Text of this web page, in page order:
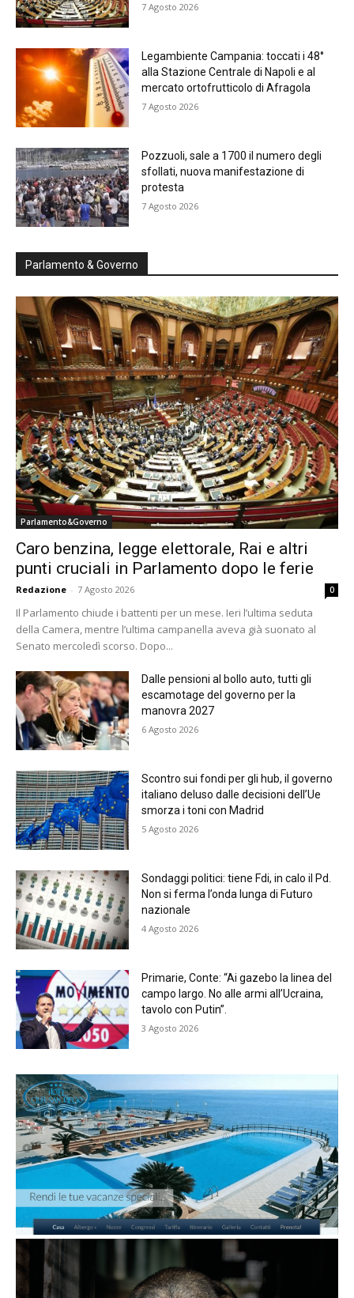
7 Agosto 2026
Legambiente Campania: toccati i 48°
alla Stazione Centrale di Napoli e al
mercato ortofrutticolo di Afragola
7 Agosto 2026
Pozzuoli, sale a 1700 il numero degli
sfollati, nuova manifestazione di
protesta
7 Agosto 2026
Parlamento & Governo
Parlamento&Governo
Caro benzina, legge elettorale, Rai e altri
punti cruciali in Parlamento dopo le ferie
Redazione - 7 Agosto 2026 0
Il Parlamento chiude i battenti per un mese. Ieri l’ultima seduta
della Camera, mentre l’ultima campanella aveva già suonato al
Senato mercoledì scorso. Dopo...
Dalle pensioni al bollo auto, tutti gli
escamotage del governo per la
manovra 2027
6 Agosto 2026
Scontro sui fondi per gli hub, il governo
italiano deluso dalle decisioni dell’Ue
smorza i toni con Madrid
5 Agosto 2026
Sondaggi politici: tiene Fdi, in calo il Pd.
Non si ferma l’onda lunga di Futuro
nazionale
4 Agosto 2026
Primarie, Conte: “Ai gazebo la linea del
campo largo. No alle armi all’Ucraina,
tavolo con Putin”.
3 Agosto 2026